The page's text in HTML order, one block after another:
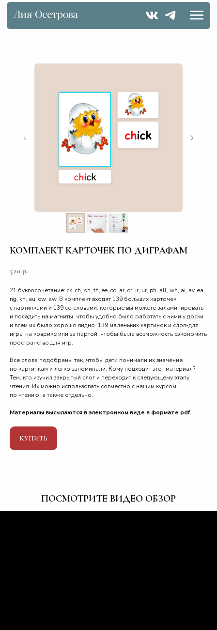
КОМПЛЕКТ КАРТОЧЕК ПО ДИГРАФАМ
520 р.
21 буквосочетание: ck, ch, sh, th, ee, oo, ar, or, ir, ur, ph, all, wh, ai, ay, ea,
ng, kn, au, ow, aw. В комплект входят 139 больших карточек
с картинками и 139 со словами, которые вы можете заламинировать
и посадить на магниты, чтобы удобно было работать с ними у доски
и всем их было хорошо видно. 139 маленьких картинок и слов-для
игры на коврике или за партой, чтобы была возможность сэкономить
пространство для игр.
Все слова подобраны так, чтобы дети понимали их значение
по картинкам и легко запоминали. Кому подходит этот материал?
Тем, кто изучил закрытый слог и переходит к следующему этапу
чтения. Их можно использовать совместно с нашим курсом
по чтению, а также отдельно.
Материалы высылаются в электронном виде в формате pdf.
КУПИТЬ
ПОСМОТРИТЕ ВИДЕО ОБЗОР